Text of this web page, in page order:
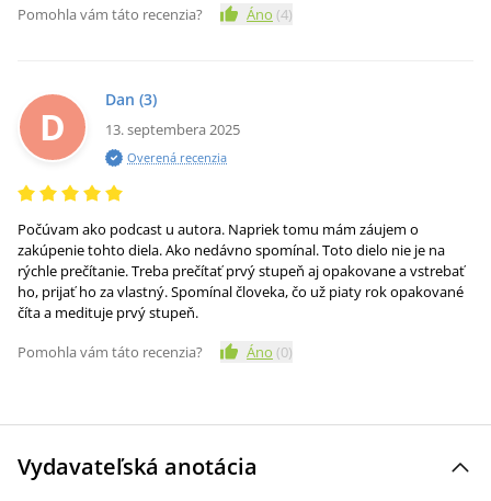
Pomohla vám táto recenzia?
Áno (4)
D
Dan (3)
13. septembera 2025
Overená recenzia
Počúvam ako podcast u autora. Napriek tomu mám záujem o
zakúpenie tohto diela. Ako nedávno spomínal. Toto dielo nie je na
rýchle prečítanie. Treba prečítať prvý stupeň aj opakovane a vstrebať
ho, prijať ho za vlastný. Spomínal človeka, čo už piaty rok opakované
číta a medituje prvý stupeň.
Pomohla vám táto recenzia?
Áno (0)
Vydavateľská anotácia